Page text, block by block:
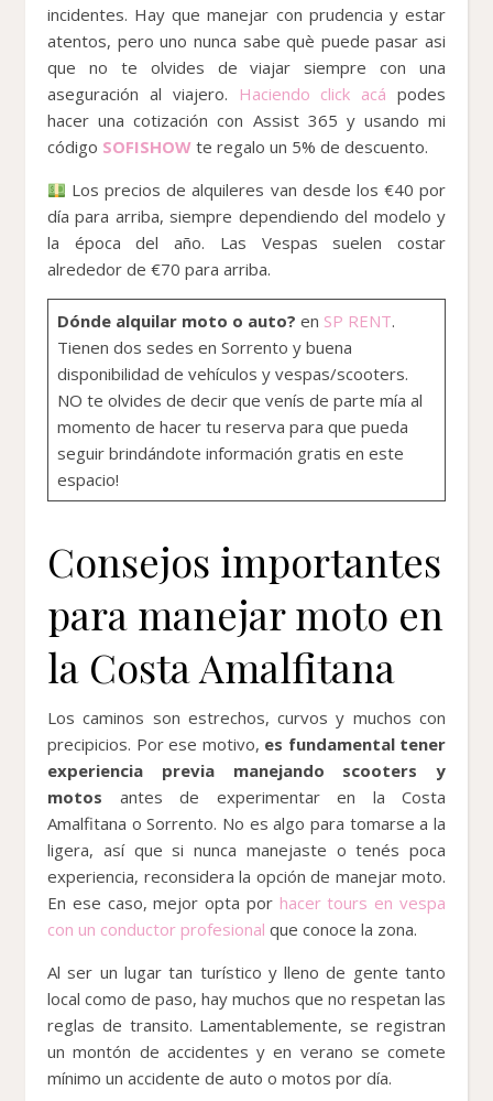
incidentes. Hay que manejar con prudencia y estar
atentos, pero uno nunca sabe què puede pasar asi
que no te olvides de viajar siempre con una
aseguración al viajero.
Haciendo click acá podes
hacer una cotización con Assist 365 y usando mi
código SOFISHOW te regalo un 5% de descuento.
Los precios de alquileres van desde los €40 por
día para arriba, siempre dependiendo del modelo y
la época del año. Las Vespas suelen costar
alrededor de €70 para arriba.
Dónde alquilar moto o auto? en SP RENT.
Tienen dos sedes en Sorrento y buena
disponibilidad de vehículos y vespas/scooters.
NO te olvides de decir que venís de parte mía al
momento de hacer tu reserva para que pueda
seguir brindándote información gratis en este
espacio!
Consejos importantes
para manejar moto en
la Costa Amalfitana
Los caminos son estrechos, curvos y muchos con
precipicios. Por ese motivo, es fundamental tener
experiencia previa manejando scooters y
motos antes de experimentar en la Costa
Amalfitana o Sorrento. No es algo para tomarse a la
ligera, así que si nunca manejaste o tenés poca
experiencia, reconsidera la opción de manejar moto.
En ese caso, mejor opta por hacer tours en vespa
con un conductor profesional que conoce la zona.
Al ser un lugar tan turístico y lleno de gente tanto
local como de paso, hay muchos que no respetan las
reglas de transito. Lamentablemente, se registran
un montón de accidentes y en verano se comete
mínimo un accidente de auto o motos por día.